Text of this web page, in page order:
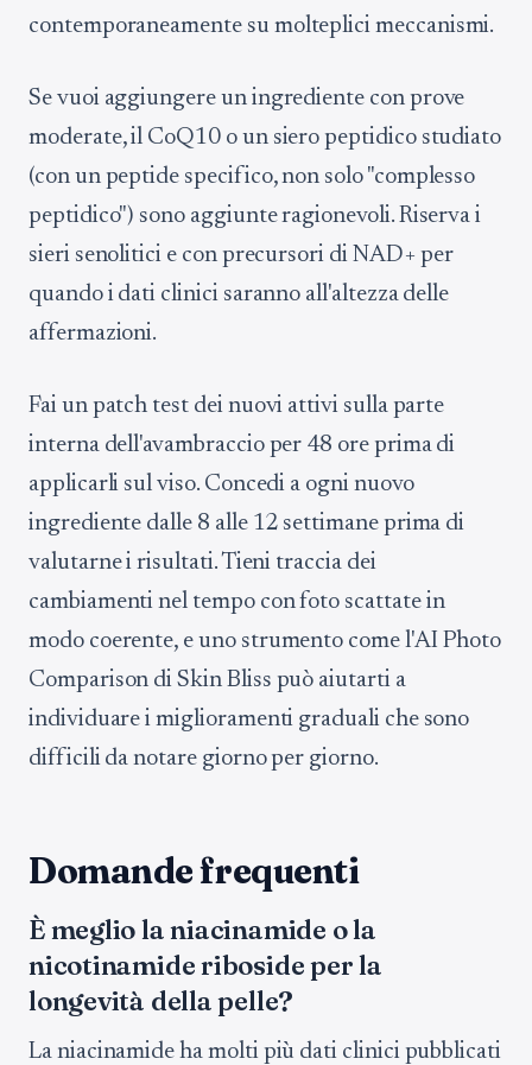
contemporaneamente su molteplici meccanismi.
Se vuoi aggiungere un ingrediente con prove
moderate, il CoQ10 o un siero peptidico studiato
(con un peptide specifico, non solo "complesso
peptidico") sono aggiunte ragionevoli. Riserva i
sieri senolitici e con precursori di NAD+ per
quando i dati clinici saranno all'altezza delle
affermazioni.
Fai un patch test dei nuovi attivi sulla parte
interna dell'avambraccio per 48 ore prima di
applicarli sul viso. Concedi a ogni nuovo
ingrediente dalle 8 alle 12 settimane prima di
valutarne i risultati. Tieni traccia dei
cambiamenti nel tempo con foto scattate in
modo coerente, e uno strumento come l'AI Photo
Comparison di Skin Bliss può aiutarti a
individuare i miglioramenti graduali che sono
difficili da notare giorno per giorno.
Domande frequenti
È meglio la niacinamide o la
nicotinamide riboside per la
longevità della pelle?
La niacinamide ha molti più dati clinici pubblicati